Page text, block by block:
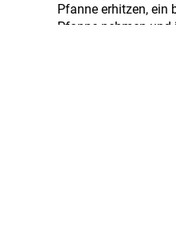
Pfanne erhitzen, ein
Pfanne nehmen